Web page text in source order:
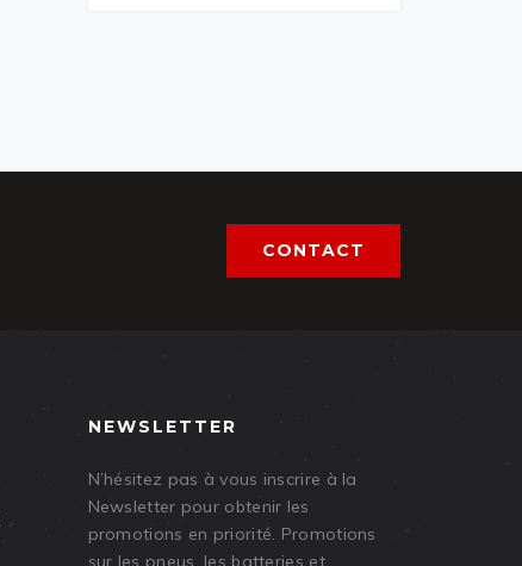
CONTACT
NEWSLETTER
N’hésitez pas à vous inscrire à la
Newsletter pour obtenir les
promotions en priorité. Promotions
sur les pneus, les batteries et